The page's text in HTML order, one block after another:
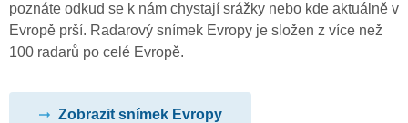
poznáte odkud se k nám chystají srážky nebo kde aktuálně v
Evropě prší. Radarový snímek Evropy je složen z více než
100 radarů po celé Evropě.
Zobrazit snímek Evropy